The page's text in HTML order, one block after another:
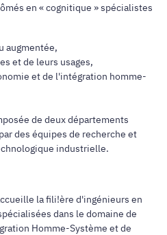
en « cognitique » spécialistes
augmentée,
et de leurs usages,
et de l'intégration homme-
de deux départements
des équipes de recherche et
industrielle.
la fili!ère d'ingénieurs en
dans le domaine de
Homme-Système et de